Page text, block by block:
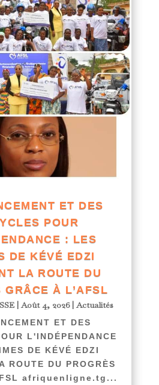
ET DES
POUR
: LES
DE KÉVÉ EDZI
LA ROUTE DU
GRÂCE À L’AFSL
|Août 4, 2026|Actualités
ET DES
L'INDÉPENDANCE
DE KÉVÉ EDZI
ROUTE DU PROGRÈS
afriquenligne.tg...